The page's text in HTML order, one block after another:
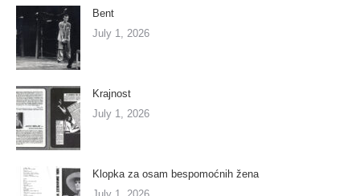
Bent
July 1, 2026
Krajnost
July 1, 2026
Klopka za osam bespomoćnih žena